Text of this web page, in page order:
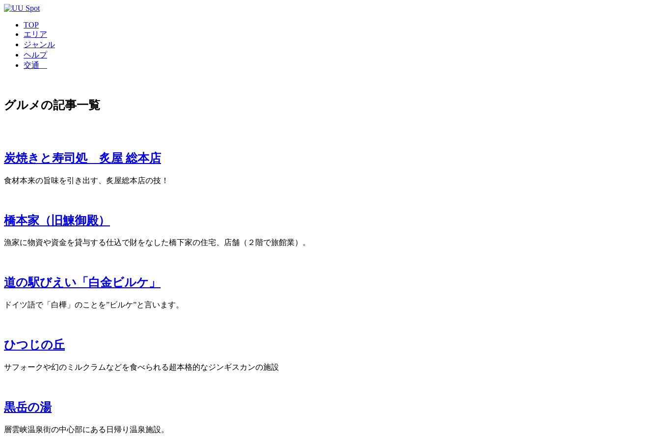
TOP
エリア
ジャンル
ヘルプ
交通
グルメの記事一覧
炭焼きと寿司処 炙屋 総本店
食材本来の旨味を引き出す、炙屋総本店の技！
橋本家（旧鰊御殿）
漁家に物資や資金を貸与する仕込で財をなした橋下家の住宅、店舗（２階で旅館業）。
道の駅びえい「白金ビルケ」
ドイツ語で「白樺」のことを”ビルケ”と言います。
ひつじの丘
サフォークや幻のミルクラムなどを食べられる超本格的なジンギスカンの施設
黒岳の湯
層雲峡温泉街の中心部にある日帰り温泉施設。